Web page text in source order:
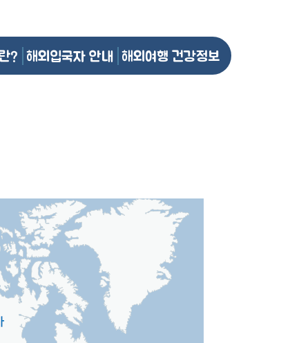
? 해외입국자 안내 해외여행 건강정보